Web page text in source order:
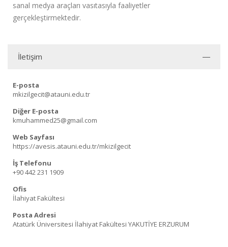
sanal medya araçları vasıtasıyla faaliyetler
gerçekleştirmektedir.
İletişim
E-posta
mkizilgecit@atauni.edu.tr
Diğer E-posta
kmuhammed25@gmail.com
Web Sayfası
https://avesis.atauni.edu.tr/mkizilgecit
İş Telefonu
+90 442 231 1909
Ofis
İlahiyat Fakültesi
Posta Adresi
Atatürk Üniversitesi İlahiyat Fakültesi YAKUTİYE ERZURUM